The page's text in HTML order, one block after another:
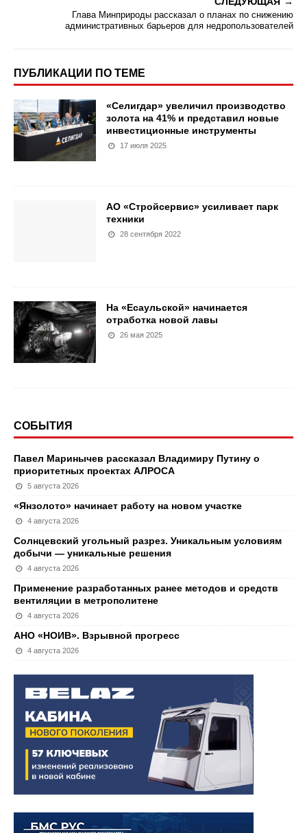
Глава Минприроды рассказал о планах по снижению
административных барьеров для недропользователей
ПУБЛИКАЦИИ ПО ТЕМЕ
«Селигдар» увеличил производство
золота на 41% и представил новые
инвестиционные инструменты
17 июля 2025
АО «Стройсервис» усиливает парк
техники
28 сентября 2022
На «Есаульской» начинается
отработка новой лавы
26 мая 2025
СОБЫТИЯ
Павел Маринычев рассказал Владимиру Путину о
приоритетных проектах АЛРОСА
5 августа 2026
«Янзолото» начинает работу на новом участке
4 августа 2026
Солнцевский угольный разрез. Уникальным условиям
добычи — уникальные решения
4 августа 2026
Применение разработанных ранее методов и средств
вентиляции в метрополитене
4 августа 2026
АНО «НОИВ». Взрывной прогресс
4 августа 2026